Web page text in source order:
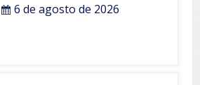
6 de agosto de 2026